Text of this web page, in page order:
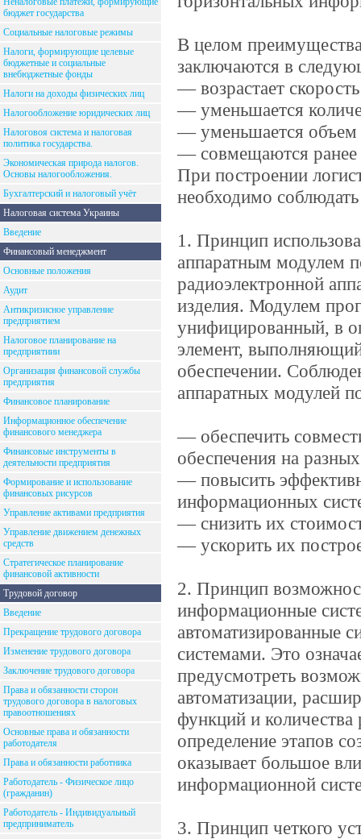
бюджет государства
Социальные налоговые режимы
Налоги, формирующие целевые
бюджетные и социальные
внебюджетные фонды
Налоги на доходы физических лиц
Налогообложение юридических лиц
Налоговоя система и налоговая
политика государства.
Экономическая природа налогов.
Основы налогообложения.
Бухгалтерский и налоговый учёт
Налоговая система Украины
Введение
Финансовый менеджмент
Основные положения
Аудит
Антикризисное управление
предприятием
Налоговое планирование на
предприятиии
Организация финансовой службы
предприятия
Финансовое планирование
Информационное обеспечение
финансового менеджера
Финансовые инструменты в
деятельности предприятия
Формирование и использование
финансовых рисурсов
Управление активами предприятия
Управление движением денежных
средств
Стратегическое планирование
финансовой активности
Трудовой договор
Введение
Прекращение трудового договора
Изменение трудового договора
Заключение трудового договора
Права и обязанности сторон
трудового договора в налоговых
правоотношениях
Основные права и обязанности
работодателя
Права и обязанности работника
Работодатель - Физическое лицо
(гражданин)
Работодатель - Индивидуальный
предприниматель
В целом
заключаются в
— возрастает
— уменьшается
— уменьшается объем
— совмещаются ранее
При построении
необходимо
1. Принцип
аппаратным модулем
радиоэлектронной
изделия. Модулем
унифицированный, в
элемент,
обеспечении.
аппаратных модулей
— обеспечить
обеспечения на
— повысить
информационных
— снизить их
— ускорить их
2. Принцип
информационные
автоматизированные
системами. Это
предусмотреть
автоматизации,
функций и
определение этапов
оказывает большое
информационной
3. Принцип четкого